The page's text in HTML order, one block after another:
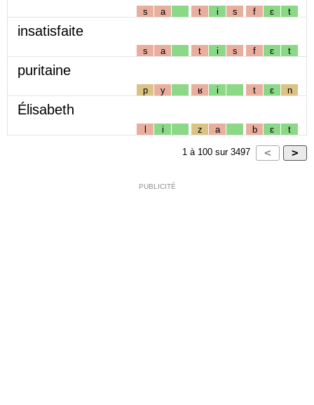
s a t i s f ɛ t
insatisfaite
s a t i s f ɛ t
puritaine
p y ʁ i t ɛ n
Élisabeth
l i z a b ɛ t
1 à 100 sur 3497
PUBLICITÉ